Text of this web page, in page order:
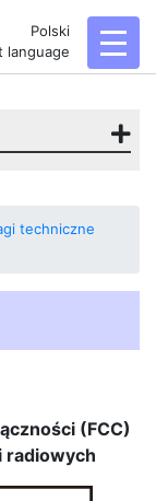
Polski
language
techniczne
(FCC)
radiowych